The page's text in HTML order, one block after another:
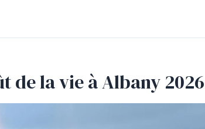
de la vie à Albany 2026